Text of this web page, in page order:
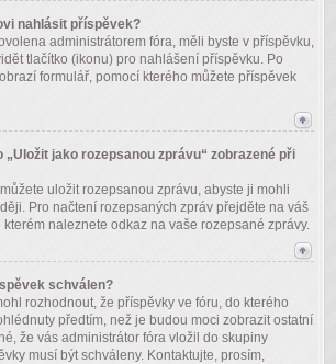
nahlásit příspěvek?
administrátorem fóra, měli byste v příspěvku,
tlačítko (ikonu) pro nahlášení příspěvku. Po
formulář, pomocí kterého můžete příspěvek
„Uložit jako rozepsanou zprávu“ zobrazené při
uložit rozepsanou zprávu, abyste ji mohli
Pro načtení rozepsaných zpráv přejděte na váš
kterém naleznete odkaz na vaše rozepsané zprávy.
schválen?
rozhodnout, že příspěvky ve fóru, do kterého
předtím, než je budou moci zobrazit ostatní
že vás administrátor fóra vložil do skupiny
musí být schváleny. Kontaktujte, prosím,